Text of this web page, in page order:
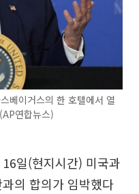
베이거스의 한 호텔에서 열
연합뉴스)
일(현지시간) 미국과
의 합의가 임박했다